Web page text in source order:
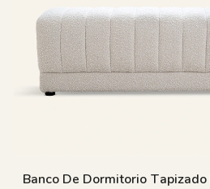
Banco De Dormitorio